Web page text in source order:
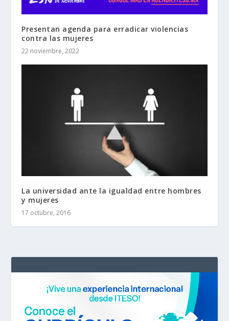
Presentan agenda para erradicar violencias
contra las mujeres
22 noviembre, 2022
La universidad ante la igualdad entre hombres
y mujeres
17 octubre, 2016